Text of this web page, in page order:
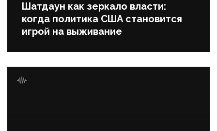
Шатдаун как зеркало власти:
когда политика США становится
игрой на выживание